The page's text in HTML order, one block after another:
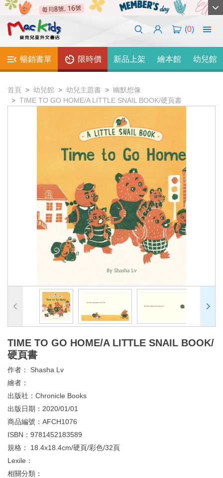
(0)
暢銷書單 限時價 新品上架 繪本館 幼兒館
首頁 幼兒館 幼兒主題書
幽默想像
TIME TO GO HOME/A LITTLE SNAIL BOOK/硬頁書
TIME TO GO HOME/A LITTLE SNAIL BOOK/
硬頁書
作者： Shasha Lv
繪者：
出版社： Chronicle Books
出版日期： 2020/01/01
商品編號： AFCH1076
ISBN： 9781452183589
規格： 18.4x18.4cm/硬頁/彩色/32頁
Lexile：
相關分類：